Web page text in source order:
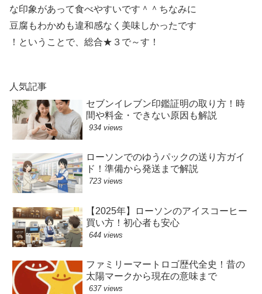
な印象があって食べやすいです＾＾ちなみに
豆腐もわかめも違和感なく美味しかったです
！ということで、総合★３で～す！
人気記事
セブンイレブン印鑑証明の取り方！時
間や料金・できない原因も解説
934 views
ローソンでのゆうパックの送り方ガイ
ド！準備から発送まで解説
723 views
【2025年】ローソンのアイスコーヒー
買い方！初心者も安心
644 views
ファミリーマートロゴ歴代全史！昔の
太陽マークから現在の意味まで
637 views